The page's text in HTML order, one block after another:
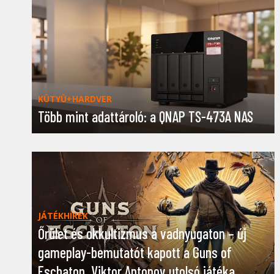
KÜTYÜ+HARDVER
Több mint adattároló: a QNAP TS-473A NAS
JÁTÉKHÍREK
Őrület és okkultizmus a vadnyugaton – új
gameplay-bemutatót kapott a Guns of